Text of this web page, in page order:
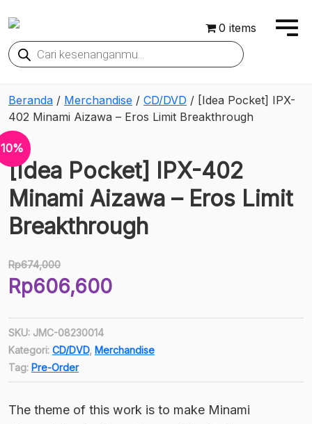
0 items
Products
search
Beranda / Merchandise / CD/DVD / [Idea Pocket] IPX-
402 Minami Aizawa – Eros Limit Breakthrough
10%
[Idea Pocket] IPX-402
Minami Aizawa – Eros Limit
Breakthrough
Rp674,000
Harga
aslinya
Rp674,000.
Rp606,600
saat
ini
adalah:
Rp606,600.
SKU: JMC-08230014
Kategori: CD/DVD, Merchandise
Tag: Pre-Order
The theme of this work is to make Minami